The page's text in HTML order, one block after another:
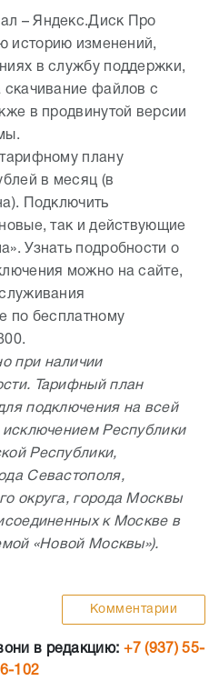
– Яндекс.Диск Про
историю изменений,
в службу поддержки,
скачивание файлов с
в продвинутой версии
плану
в месяц (в
Подключить
так и действующие
Узнать подробности о
можно на сайте,
по бесплатному
при наличии
Тарифный план
подключения на всей
исключением Республики
Республики,
Севастополя,
округа, города Москвы
к Москве в
«Новой Москвы»).
Комментарии
в редакцию: +7 (937) 55-
102